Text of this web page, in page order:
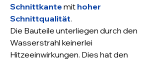
Schnittkantemit hoher
Schnittqualität.
Die Bauteile unterliegen durch den
Wasserstrahl keinerlei
Hitzeeinwirkungen. Dies hat den